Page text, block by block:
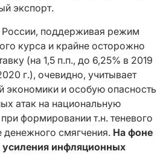
экспорт.
поддерживая режим
курса и крайне осторожно
(на 1,5 п.п., до 6,25% в 2019
г.), очевидно, учитывает
экономики и особую опасность
атак на национальную
формировании т.н. теневого
денежного смягчения. На фоне
усиления инфляционных